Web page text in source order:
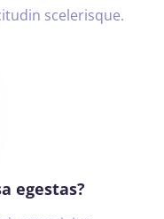
scelerisque.
egestas?